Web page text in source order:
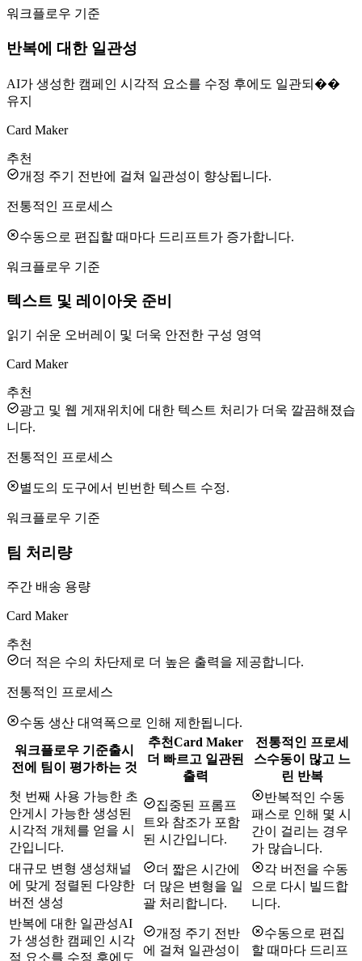
워크플로우 기준
반복에 대한 일관성
AI가 생성한 캠페인 시각적 요소를 수정 후에도 일관되��
유지
Card Maker
추천
개정 주기 전반에 걸쳐 일관성이 향상됩니다.
전통적인 프로세스
수동으로 편집할 때마다 드리프트가 증가합니다.
워크플로우 기준
텍스트 및 레이아웃 준비
읽기 쉬운 오버레이 및 더욱 안전한 구성 영역
Card Maker
추천
광고 및 웹 게재위치에 대한 텍스트 처리가 더욱 깔끔해졌습
니다.
전통적인 프로세스
별도의 도구에서 빈번한 텍스트 수정.
워크플로우 기준
팀 처리량
주간 배송 용량
Card Maker
추천
더 적은 수의 차단제로 더 높은 출력을 제공합니다.
전통적인 프로세스
수동 생산 대역폭으로 인해 제한됩니다.
워크플로우 기준출시
전에 팀이 평가하는 것
추천Card Maker
더 빠르고 일관된
출력
전통적인 프로세
스수동이 많고 느
린 반복
첫 번째 사용 가능한 초
안게시 가능한 생성된
시각적 개체를 얻을 시
간입니다.
집중된 프롬프
트와 참조가 포함
된 시간입니다.
반복적인 수동
패스로 인해 몇 시
간이 걸리는 경우
가 많습니다.
대규모 변형 생성채널
에 맞게 정렬된 다양한
버전 생성
더 짧은 시간에
더 많은 변형을 일
괄 처리합니다.
각 버전을 수동
으로 다시 빌드합
니다.
반복에 대한 일관성AI
가 생성한 캠페인 시각
적 요소를 수정 후에도
개정 주기 전반
에 걸쳐 일관성이
수동으로 편집
할 때마다 드리프